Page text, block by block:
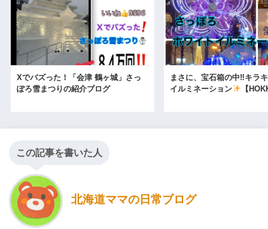
Xでバズった！「会津 鶴ヶ城」さっ
ぽろ雪まつりの紹介ブログ
まさに、宝石箱の中‼キラ
イルミネーション
【
この記事を書いた人
北海道ママの日常ブログ